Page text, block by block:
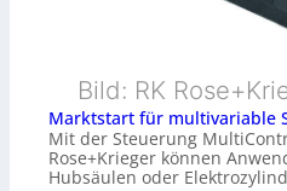
Bild: RK
Marktstart für multivariable
Mit der Steuerung
Rose+Krieger können
Hubsäulen oder